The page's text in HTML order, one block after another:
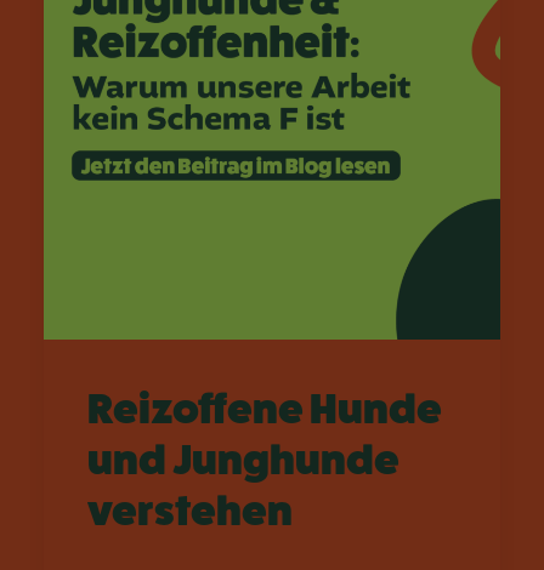
Reizoffene Hunde
und Junghunde
verstehen